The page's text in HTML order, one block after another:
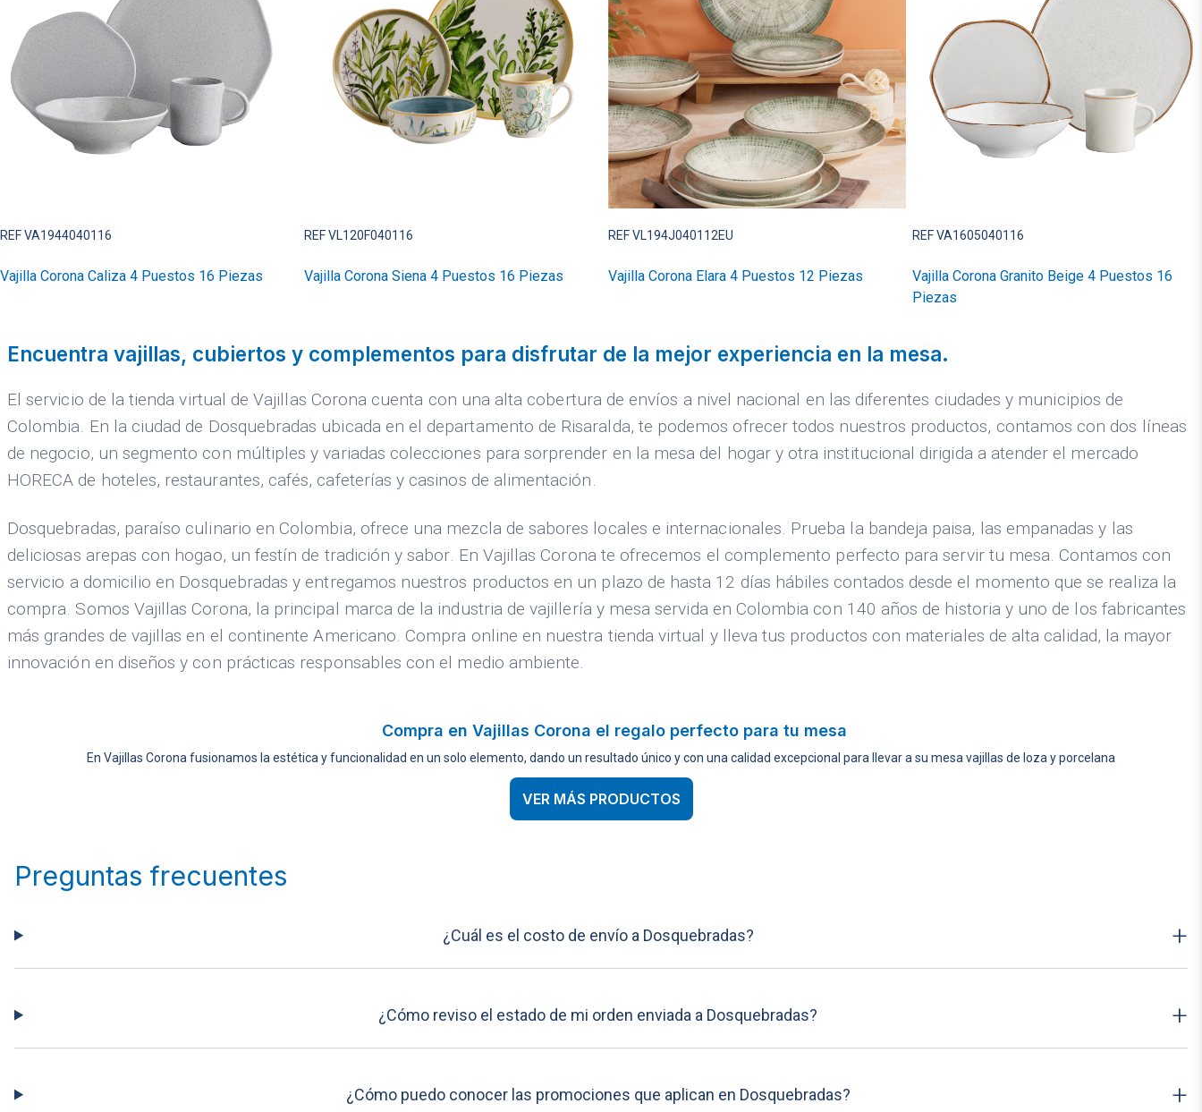
REF VA1944040116
Vajilla Corona Caliza 4 Puestos 16 Piezas
REF VL120F040116
Vajilla Corona Siena 4 Puestos 16 Piezas
REF VL194J040112EU
Vajilla Corona Elara 4 Puestos 12 Piezas
REF VA1605040116
Vajilla Corona Granito Beige 4 Puestos 16
Piezas
Encuentra vajillas, cubiertos y complementos para disfrutar de la mejor experiencia en la mesa.
El servicio de la tienda virtual de Vajillas Corona cuenta con una alta cobertura de envíos a nivel nacional en las diferentes ciudades y municipios de
Colombia. En la ciudad de Dosquebradas ubicada en el departamento de Risaralda, te podemos ofrecer todos nuestros productos, contamos con dos líneas
de negocio, un segmento con múltiples y variadas colecciones para sorprender en la mesa del hogar y otra institucional dirigida a atender el mercado
HORECA de hoteles, restaurantes, cafés, cafeterías y casinos de alimentación.
Dosquebradas, paraíso culinario en Colombia, ofrece una mezcla de sabores locales e internacionales. Prueba la bandeja paisa, las empanadas y las
deliciosas arepas con hogao, un festín de tradición y sabor. En Vajillas Corona te ofrecemos el complemento perfecto para servir tu mesa. Contamos con
servicio a domicilio en Dosquebradas y entregamos nuestros productos en un plazo de hasta 12 días hábiles contados desde el momento que se realiza la
compra. Somos Vajillas Corona, la principal marca de la industria de vajillería y mesa servida en Colombia con 140 años de historia y uno de los fabricantes
más grandes de vajillas en el continente Americano. Compra online en nuestra tienda virtual y lleva tus productos con materiales de alta calidad, la mayor
innovación en diseños y con prácticas responsables con el medio ambiente.
Compra en Vajillas Corona el regalo perfecto para tu mesa
En Vajillas Corona fusionamos la estética y funcionalidad en un solo elemento, dando un resultado único y con una calidad excepcional para llevar a su mesa vajillas de loza y porcelana
VER MÁS PRODUCTOS
Preguntas frecuentes
¿Cuál es el costo de envío a Dosquebradas? +
¿Cómo reviso el estado de mi orden enviada a Dosquebradas? +
¿Cómo puedo conocer las promociones que aplican en Dosquebradas? +